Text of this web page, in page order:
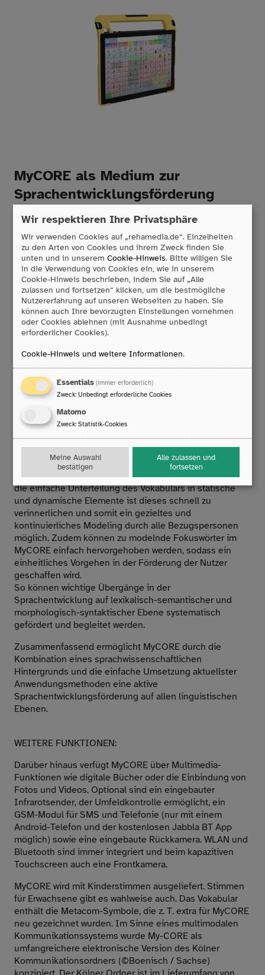
MyCORE als Medium zur
Sprachentwicklungsförderung
Ein weiterer Baustein des Kommunikationskonzeptes
sind Informationen und Materialien zur Unterstützung
der Sprachentwicklung (Wortschatz, Grammatik,
Mehrwortäußerungen etc.) unter besonderer
Berücksichtigung von Literacy-Angeboten (z.B. Bücher
anschauen, Laute hören).
Die linguistische Basis des MyCORE bilden
wissenschaftliche Wortschatzanalysen gesprochener
Sprache von Kindern und Jugendlichen mit und ohne
Als Konsequenz bildet das MyCORE ein umfassendes
Vokabular ab, das unterschiedlichen Alters- und
Fähigkeitsstufen angepasst werden kann. Zudem sind
nahezu alle grammatikalischen Regeln der deutschen
Zweiwortäußerungen auch komplexe Sätze selbstständig
gebildet werden können. So ist es möglich Förderziele
auf allen Stufen der Sprachentwicklung festzulegen.
Im praktischen Einsatz des MyCORE lassen sich zwei
wichtige Anwendungsprinzipien einfach umsetzen: Durch
die einfache Unterteilung des Vokabulars in statische
und dynamische Elemente ist dieses schnell zu
verinnerlichen und somit ein gezieltes und
kontinuierliches Modeling durch alle Bezugspersonen
möglich. Zudem können zu modelnde Fokuswörter im
MyCORE einfach hervorgehoben werden, sodass ein
einheitliches Vorgehen in der Förderung der Nutzer
geschaffen wird.
So können wichtige Übergänge in der
Sprachentwicklung auf lexikalisch-semantischer und
morphologisch-syntaktischer Ebene systematisch
gefördert und begleitet werden.
Zusammenfassend ermöglicht MyCORE durch die
Kombination eines sprachwissenschaftlichen
Hintergrunds und die einfache Umsetzung aktuellster
Anwendungsmethoden eine aktive
Sprachentwicklungsförderung auf allen linguistischen
Ebenen.
WEITERE FUNKTIONEN:
Darüber hinaus verfügt MyCORE über Multimedia-
Funktionen wie digitale Bücher oder die Einbindung von
Fotos und Videos. Optional sind ein eingebauter
Infrarotsender, der Umfeldkontrolle ermöglicht, ein
GSM-Modul für SMS und Telefonie (nur mit einem
Android-Telefon und der kostenlosen Jabbla BT App
möglich) sowie eine eingebaute Rückkamera. WLAN und
Bluetooth sind immer integriert und beim kapazitiven
Touchscreen auch eine Frontkamera.
MyCORE wird mit Kinderstimmen ausgeliefert. Stimmen
für Erwachsene gibt es wahlweise auch. Das Vokabular
enthält die Metacom-Symbole, die z. T. extra für MyCORE
neu gezeichnet wurden. Im Sinne eines multimodalen
Kommunikationssystems wurde My-CORE als
umfangreichere elektronische Version des Kölner
Kommunikationsordners (©Boenisch / Sachse)
Wir respektieren Ihre Privatsphäre
Wir verwenden Cookies auf „rehamedia.de“. Einzelheiten
zu den Arten von Cookies und ihrem Zweck finden Sie
unten und in unseremCookie-Hinweis. Bitte willigen Sie
in die Verwendung von Cookies ein, wie in unserem
Cookie-Hinweis beschrieben, indem Sie auf „Alle
zulassen und fortsetzen“ klicken, um die bestmögliche
Nutzererfahrung auf unseren Webseiten zu haben. Sie
können auch Ihre bevorzugten Einstellungen vornehmen
oder Cookies ablehnen (mit Ausnahme unbedingt
erforderlicher Cookies).
Cookie-Hinweis und weitere Informationen.
Essentials (immer erforderlich)
Zweck: Unbedingt erforderliche Cookies
Matomo
Zweck: Statistik-Cookies
Meine Auswahl
bestätigen
Alle zulassen und
fortsetzen